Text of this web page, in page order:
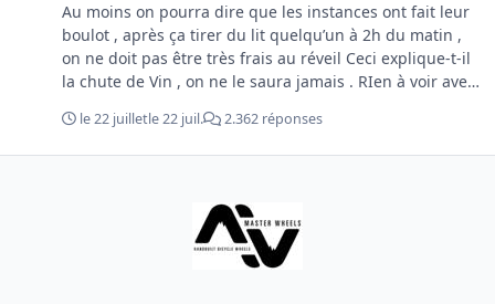
Au moins on pourra dire que les instances ont fait leur
boulot , après ça tirer du lit quelqu’un à 2h du matin ,
on ne doit pas être très frais au réveil Ceci explique-t-il
la chute de Vin , on ne le saura jamais . RIen à voir avec
dont l’ agressivité pendant et après le)smatch était
digne du mec super chargé à la testostérone ou autre
le 22 juilletle 22 juil. 2.362 réponses